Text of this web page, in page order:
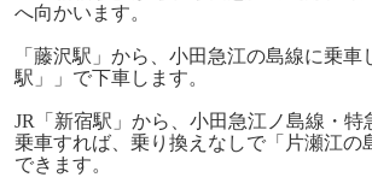
へ向かいます。
「藤沢駅」から、小田急江の島線に乗車
駅」」で下車します。
JR
「新宿駅」から、小田急江ノ島線・特
乗車すれば、乗り換えなしで「片瀬江の
できます。